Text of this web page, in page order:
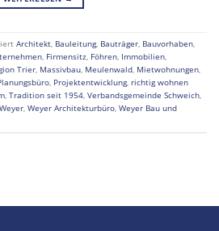
Architekt, Bauleitung, Bauträger, Bauvorhaben,
, Firmensitz, Föhren, Immobilien,
Trier, Massivbau, Meulenwald, Mietwohnungen,
, Projektentwicklung, richtig wohnen
, Tradition seit 1954, Verbandsgemeinde Schweich,
Weyer, Weyer Architekturbüro, Weyer Bau und